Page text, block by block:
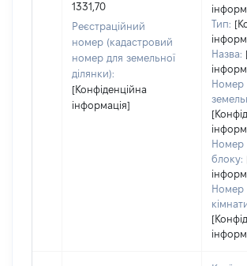
1331,70
Реєстраційний
номер (кадастровий
номер для земельної
ділянки):
[Конфіденційна
інформація]
Тип:
Назва:
Номер
Номер
блоку:
Номер